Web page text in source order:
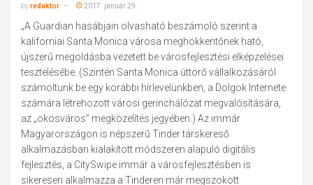
byredaktor 2017. január 29.
„A Guardian hasábjain olvasható beszámoló szerint a
kaliforniai Santa Monica városa meghökkentőnek ható,
újszerű megoldásba vezetett be városfejlesztési elképzelései
tesztelésébe. (Szintén Santa Monica úttörő vállalkozásáról
számoltunk be egy korábbi hírlevelünkben, a Dolgok Internete
számára létrehozott városi gerinchálózat megvalósítására,
az „okosváros” megközelítés jegyében.) Az immár
Magyarországon is népszerű Tinder társkereső
alkalmazásban kialakított módszeren alapuló digitális
fejlesztés, a CitySwipe immár a városfejlesztésben is
sikeresen alkalmazza a Tinderen már megszokott